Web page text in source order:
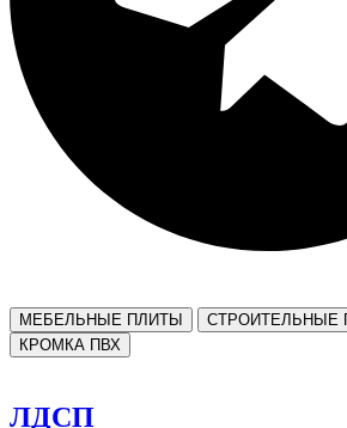
МЕБЕЛЬНЫЕ ПЛИТЫ
СТРОИТЕЛЬНЫЕ
КРОМКА ПВХ
ЛДСП